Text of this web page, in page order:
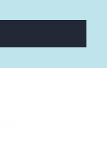
em 2005, para